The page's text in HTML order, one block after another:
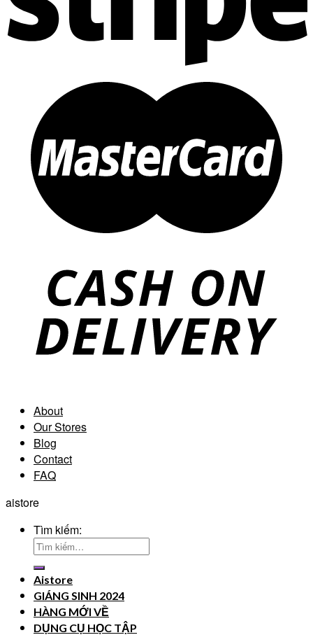
About
Our Stores
Blog
Contact
FAQ
aistore
Tìm kiếm:
Aistore
GIÁNG SINH 2024
HÀNG MỚI VỀ
DỤNG CỤ HỌC TẬP